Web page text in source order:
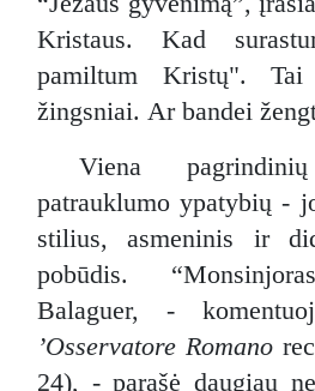
Kristaus. Kad
pamiltum Kristų". Tai
žingsniai. Ar bandei
Viena
patrauklumo ypatybių -
stilius, asmeninis ir
pobūdis.
Balaguer, -
’Osservatore Romano
24), - parašė daugiau